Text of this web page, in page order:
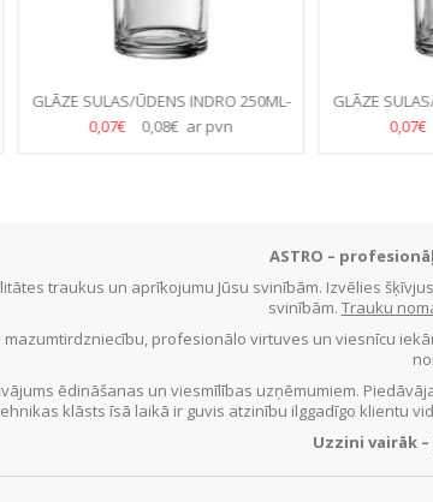
GLĀZE SULAS/ŪDENS INDRO 250ML-
(45.GB/KASTE)
0,07€ 0,08€ ar pvn
GLĀZE SULAS/
0,07€
ASTRO –
traukus un aprīkojumu Jūsu svinībām. Izvēlies
svinībām. Trauku
profesionālo virtuves un viesnīcu
ēdināšanas un viesmīlības uzņēmumiem.
klāsts īsā laikā ir guvis atzinību ilggadīgo klientu
Uzzini vairāk